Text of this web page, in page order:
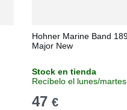
Hohner Marine Band
Major New
Stock en tienda
Recíbelo el lunes/martes
47 €